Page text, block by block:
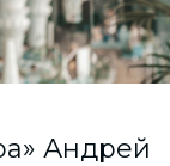
Андрей